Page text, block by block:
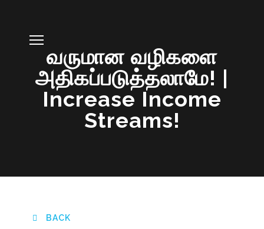
வருமான வழிகளை
அதிகப்படுத்தலாமே! |
Increase Income
Streams!
BACK